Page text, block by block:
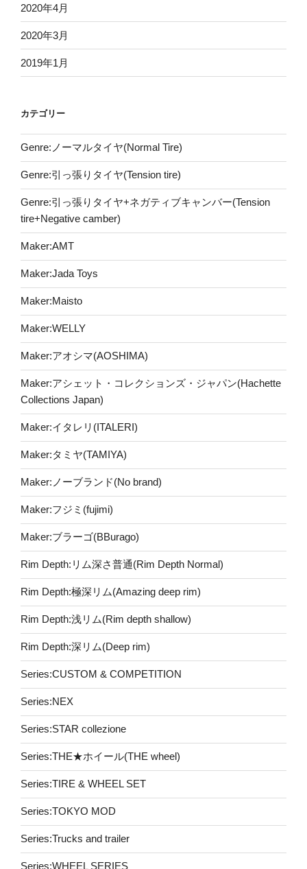
2020年4月
2020年3月
2019年1月
カテゴリー
Genre:ノーマルタイヤ(Normal Tire)
Genre:引っ張りタイヤ(Tension tire)
Genre:引っ張りタイヤ+ネガティブキャンバー(Tension
tire+Negative camber)
Maker:AMT
Maker:Jada Toys
Maker:Maisto
Maker:WELLY
Maker:アオシマ(AOSHIMA)
Maker:アシェット・コレクションズ・ジャパン(Hachette
Collections Japan)
Maker:イタレリ(ITALERI)
Maker:タミヤ(TAMIYA)
Maker:ノーブランド(No brand)
Maker:フジミ(fujimi)
Maker:ブラーゴ(BBurago)
Rim Depth:リム深さ普通(Rim Depth Normal)
Rim Depth:極深リム(Amazing deep rim)
Rim Depth:浅リム(Rim depth shallow)
Rim Depth:深リム(Deep rim)
Series:CUSTOM & COMPETITION
Series:NEX
Series:STAR collezione
Series:THE★ホイール(THE wheel)
Series:TIRE & WHEEL SET
Series:TOKYO MOD
Series:Trucks and trailer
Series:WHEEL SERIES